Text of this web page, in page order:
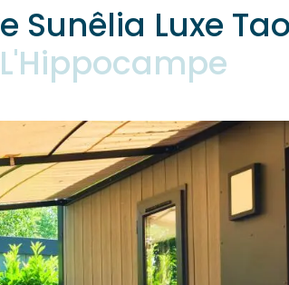
Luxe